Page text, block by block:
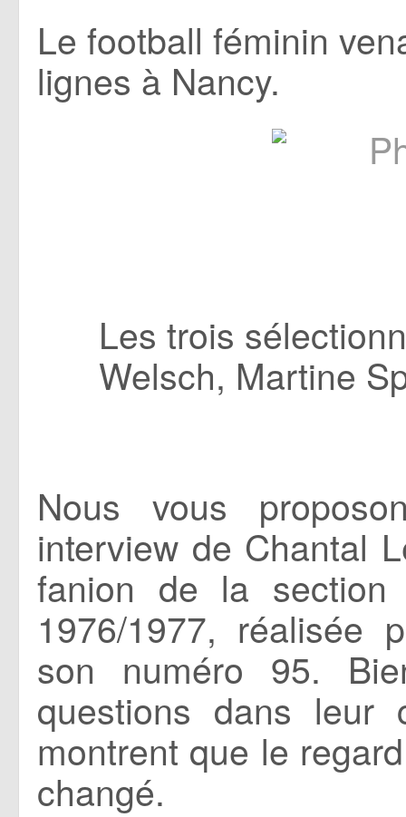
Le football féminin
lignes à Nancy.
Les trois
Welsch, Martine
Nous vous
interview de Chantal
fanion de la
1976/1977, réalisée
son numéro 95.
questions dans leur
montrent que le
changé.